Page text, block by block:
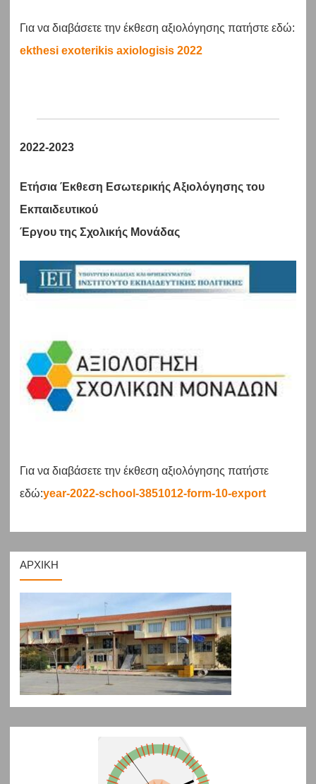
Για να διαβάσετε την έκθεση αξιολόγησης πατήστε εδώ:
ekthesi exoterikis axiologisis 2022
2022-2023
Ετήσια Έκθεση Εσωτερικής Αξιολόγησης του
Εκπαιδευτικού
Έργου της Σχολικής Μονάδας
Για να διαβάσετε την έκθεση αξιολόγησης πατήστε
εδώ:year-2022-school-3851012-form-10-export
ΑΡΧΙΚΗ